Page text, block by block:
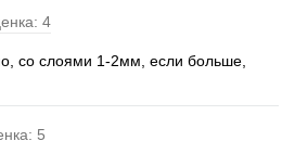
4
со слоями 1-2мм, если больше,
5